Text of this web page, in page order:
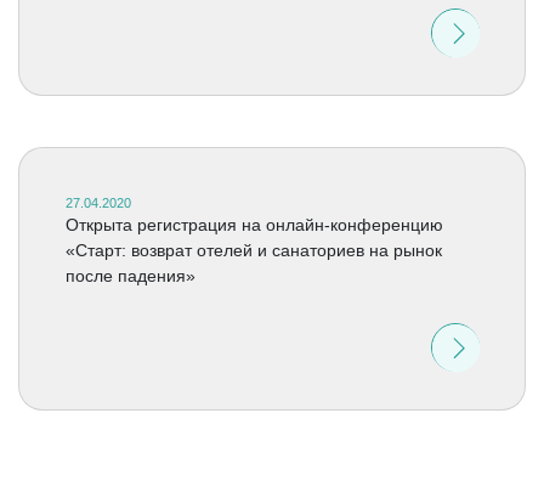
27.04.2020
Открыта регистрация на онлайн-конференцию
«Старт: возврат отелей и санаториев на рынок
после падения»